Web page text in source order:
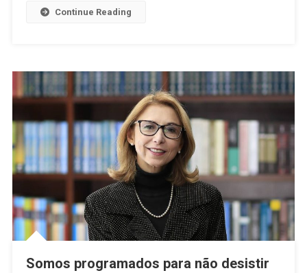
Continue Reading
Somos programados para não desistir